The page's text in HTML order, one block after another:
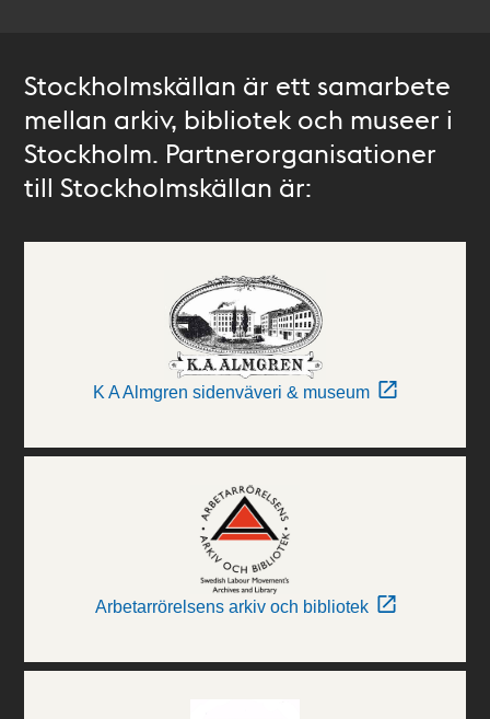
Stockholmskällan är ett samarbete
mellan arkiv, bibliotek och museer i
Stockholm. Partnerorganisationer
till Stockholmskällan är:
K A Almgren sidenväveri & museum
Arbetarrörelsens arkiv och bibliotek